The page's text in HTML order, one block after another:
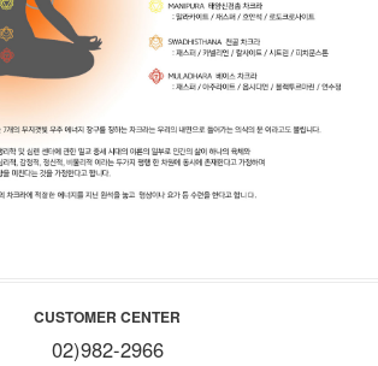
CUSTOMER CENTER
02)982-2966